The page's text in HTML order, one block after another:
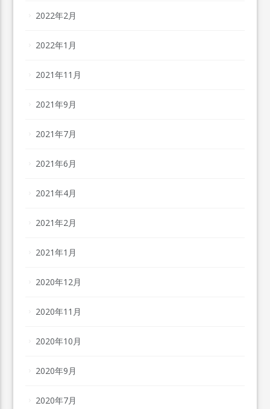
2022年2月
2022年1月
2021年11月
2021年9月
2021年7月
2021年6月
2021年4月
2021年2月
2021年1月
2020年12月
2020年11月
2020年10月
2020年9月
2020年7月